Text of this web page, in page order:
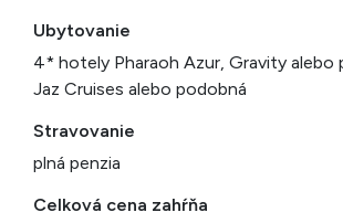
Ubytovanie
4* hotely Pharaoh Azur, Gravity alebo
Jaz Cruises alebo podobná
Stravovanie
plná penzia
Celková cena zahŕňa